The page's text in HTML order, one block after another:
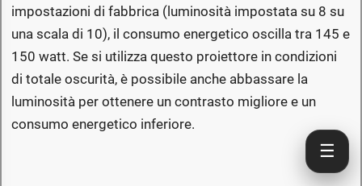
impostazioni di fabbrica (luminosità impostata su 8 su
una scala di 10), il consumo energetico oscilla tra 145 e
150 watt. Se si utilizza questo proiettore in condizioni
di totale oscurità, è possibile anche abbassare la
luminosità per ottenere un contrasto migliore e un
consumo energetico inferiore.
☰